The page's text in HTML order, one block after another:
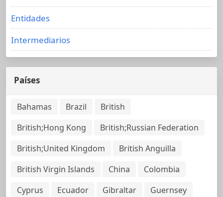
Entidades
Intermediarios
Países
Bahamas Brazil
British
British;Hong Kong
British;Russian Federation
British;United Kingdom
British Anguilla
British Virgin Islands
China
Colombia
Cyprus
Ecuador Gibraltar
Guernsey